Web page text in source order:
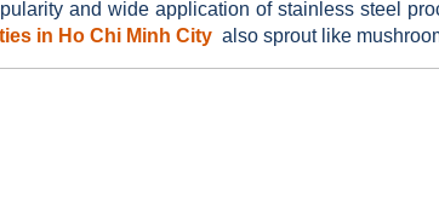
and wide application of stainless steel
in Ho Chi Minh City also sprout like